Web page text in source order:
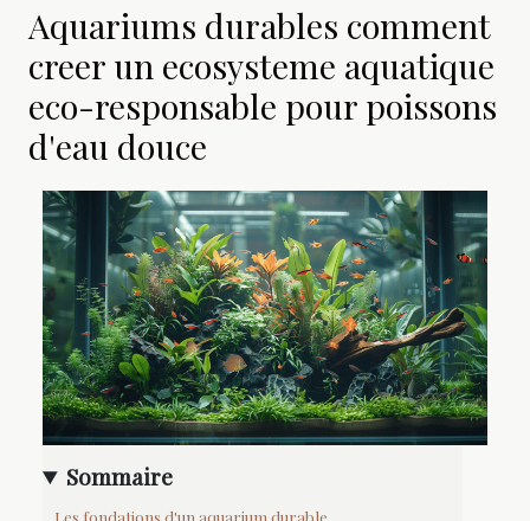
Aquariums durables comment
creer un ecosysteme aquatique
eco-responsable pour poissons
d'eau douce
Sommaire